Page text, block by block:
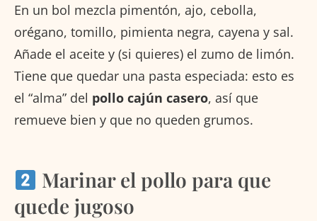
En un bol mezcla pimentón, ajo, cebolla,
orégano, tomillo, pimienta negra, cayena y sal.
Añade el aceite y (si quieres) el zumo de limón.
Tiene que quedar una pasta especiada: esto es
el “alma” del pollo cajún casero, así que
remueve bien y que no queden grumos.
Marinar el pollo para que
quede jugoso